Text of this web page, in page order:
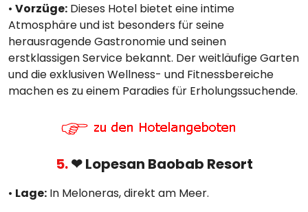
• Vorzüge: Dieses Hotel bietet eine intime
Atmosphäre und ist besonders für seine
herausragende Gastronomie und seinen
erstklassigen Service bekannt. Der weitläufige Garten
und die exklusiven Wellness- und Fitnessbereiche
machen es zu einem Paradies für Erholungssuchende.
5.❤ Lopesan Baobab Resort
• Lage: In Meloneras, direkt am Meer.